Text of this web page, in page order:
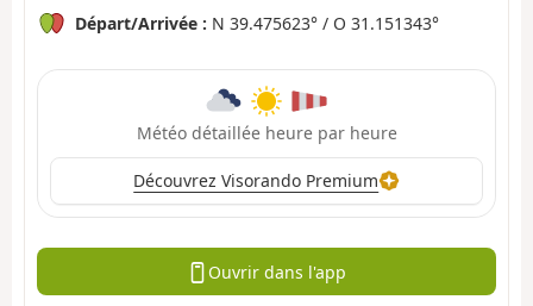
Départ/Arrivée : N 39.475623° / O 31.151343°
Météo détaillée heure par heure
Découvrez Visorando Premium
Ouvrir dans l'app